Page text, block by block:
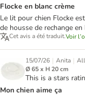
Flocke en blanc crème
Le lit pour chien Flocke
de housse de rechange en
Cet avis a été traduit.Voir
15/07/26 | Anita |
Ø 65 x H 20 cm
This is a stars
Mon chien aime ça